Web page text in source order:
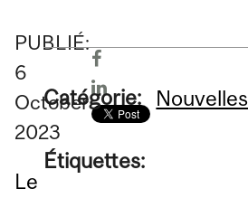
PUBLIÉ:
6
October
2023
Le
Catégorie: Nouvelles
Étiquettes: